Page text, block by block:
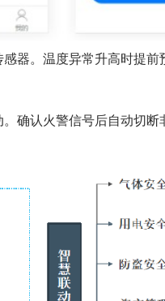
器。温度异常升高时提前
确认火警信号后自动切断